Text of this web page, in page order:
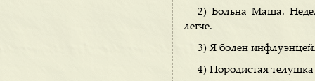
2) Больна Маша.
легче.
3) Я болен
4) Породистая